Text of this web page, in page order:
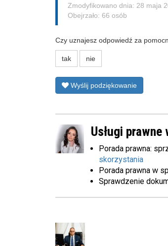
Zmodyfikowano dnia: 28 maja
Obejrzało: 66 osób
Czy uznajesz odpowiedź za
tak nie
Wyślij podziękowanie
Usługi
Porada prawna:
skorzystania
Porada prawna w
Sprawdzenie